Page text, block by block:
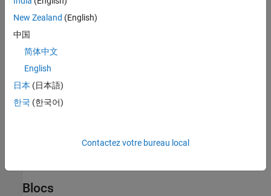
sont utiles pour les comparaisons dans lesquelles la
comparaisons entre différents solveurs ou les comparaisons
code exécuté sur une cible.
Utiliser un script de critères personnalisé pour traiter les
vérification, consultezAssess Simulation and Compare Output
Blocs
New Zealand (English)
中国
简体中文
English
日本 (日本語)
한국 (한국어)
Contactez votre bureau local